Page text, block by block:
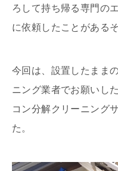
ろして持ち帰る専門の
に依頼したことがある
今回は、設置したまま
ニング業者でお願いし
コン分解クリーニング
た。